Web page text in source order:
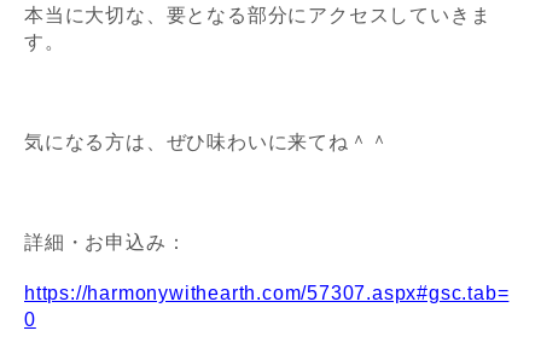
本当に大切な、要となる部分にアクセスしていきま
す。
気になる方は、ぜひ味わいに来てね＾＾
詳細・お申込み：
https://harmonywithearth.com/57307.aspx#gsc.tab=
0